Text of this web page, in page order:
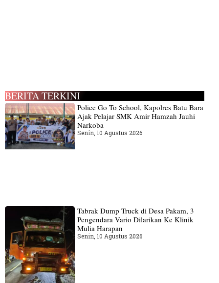
BERITA TERKINI
Police Go To School, Kapolres Batu Bara
Ajak Pelajar SMK Amir Hamzah Jauhi
Narkoba
Senin, 10 Agustus 2026
Tabrak Dump Truck di Desa Pakam, 3
Pengendara Vario Dilarikan Ke Klinik
Mulia Harapan
Senin, 10 Agustus 2026